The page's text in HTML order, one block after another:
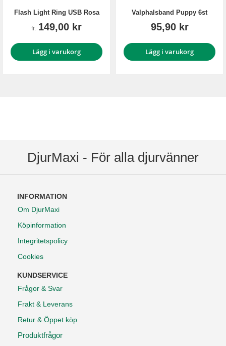
Flash Light Ring USB Rosa
fr. 149,00 kr
Lägg i varukorg
Valphalsband Puppy 6st
95,90 kr
Lägg i varukorg
DjurMaxi - För alla djurvänner
INFORMATION
Om DjurMaxi
Köpinformation
Integritetspolicy
Cookies
KUNDSERVICE
Frågor & Svar
Frakt & Leverans
Retur & Öppet köp
Produktfrågor